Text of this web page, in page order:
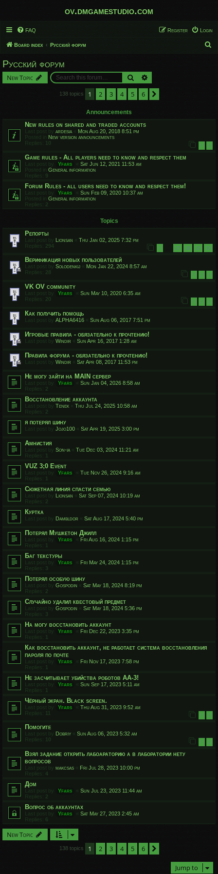
ov.dmgamestudio.com
FAQ Login
Register
Board index Русский форум
Русский форум
New Topic Search
138 topics 1 2 3 4 5 6
Announcements
New rules on shared and traded accounts
Last post by ardesia « Mon Aug 20, 2018 8:51 pm
Posted in New version announcements
Replies: 10 1 2
Game rules - All players need to know and respect them
Last post by Yfars « Sat Jun 12, 2021 11:53 am
Posted in General information
Replies: 9
Forum Rules - all users need to know and respect them!
Last post by Yfars « Sun Feb 09, 2020 10:37 am
Posted in General information
Replies: 2
Topics
Репорты
Last post by Lionsan « Thu Jan 02, 2025 7:32 pm
Replies: 294 1 27 28 29 30
Верификация новых пользователей
Last post by Solodenkij « Mon Jan 22, 2024 8:57 am
Replies: 28 1 2 3
VK OV community
Last post by Yfars « Sun May 10, 2020 6:35 am
Replies: 20 1 2 3
Как получить помощь
Last post by ALPHA6416 « Sun Aug 06, 2017 7:51 pm
Игровые правила - обязательно к прочтению!
Last post by Windir « Sun Apr 16, 2017 1:28 am
Правила форума - обязательно к прочтению!
Last post by Windir « Sat Apr 08, 2017 11:53 pm
Не могу зайти на MAIN сервер
Last post by Yfars « Sun Jan 04, 2026 8:58 am
Replies: 2
Восстановление аккаунта
Last post by Tenek « Thu Jul 24, 2025 10:58 am
Replies: 2
я потерял шину
Last post by Jojo100 « Sat Apr 19, 2025 3:00 pm
Амнистия
Last post by Son-ia « Tue Dec 03, 2024 11:21 am
Replies: 1
VUZ 3;0 Event
Last post by Yfars « Tue Nov 26, 2024 9:16 am
Replies: 1
Сюжетная линия спасти семью
Last post by Lionsan « Sat Sep 07, 2024 10:19 am
Replies: 2
Куртка
Last post by Dambldor « Sat Aug 17, 2024 5:40 pm
Потерял Мушкетон Джилл
Last post by Yfars « Fri Aug 16, 2024 1:15 pm
Replies: 1
Баг текстуры
Last post by Yfars « Fri May 24, 2024 1:15 pm
Replies: 3
Потерял особую шину
Last post by Gospodin « Sat May 18, 2024 8:19 pm
Replies: 2
Случайно удалил квестовый предмет
Last post by Gospodin « Sat May 18, 2024 5:36 pm
Replies: 3
На могу восстановить аккаунт
Last post by Yfars « Fri Dec 22, 2023 3:35 pm
Replies: 1
Как восстановить аккаунт, не работает система восстановления
пароля по почте
Last post by Yfars « Fri Nov 17, 2023 7:58 pm
Replies: 1
Не засчитывает убийства роботов АА-3!
Last post by Yfars « Sun Sep 17, 2023 5:11 am
Replies: 1
Чёрный экран. Black screen.
Last post by Yfars « Thu Aug 31, 2023 9:52 am
Replies: 11 1 2
Помогите
Last post by Dobriy « Sun Aug 06, 2023 5:32 am
Replies:
10 1 2
Взял задание открить лабоараторию а в лаборатории нету
вопросов
Last post by makcsas « Fri Jul 28, 2023 10:00 pm
Replies: 4
Дом
Last post by Yfars « Sun Jul 23, 2023 11:44 am
Replies: 2
Вопрос об аккаунтах
Last post by Yfars « Sat May 27, 2023 2:45 am
Replies: 6
New Topic
138 topics 1 2 3 4 5 6
Jump to